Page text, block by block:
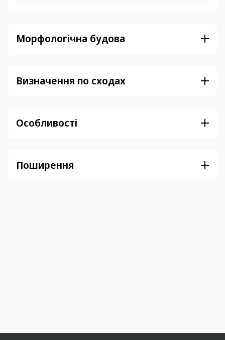
Морфологічна будова
Визначення по сходах
Особливості
Поширення